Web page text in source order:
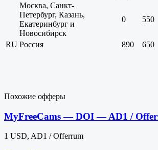
Москва, Санкт-
Петербург, Казань,
Екатеринбург и
Новосибирск
0 550
RU Россия 890 650
Похожие офферы
MyFreeCams — DOI — AD1 /
1 USD, AD1 / Offerrum